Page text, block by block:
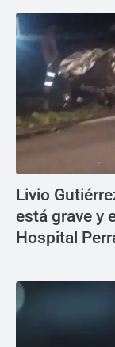
Livio
está grave y
Hospital